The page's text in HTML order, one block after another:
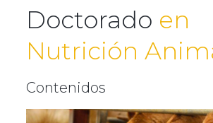
Doctorado en
Nutrición
Contenidos